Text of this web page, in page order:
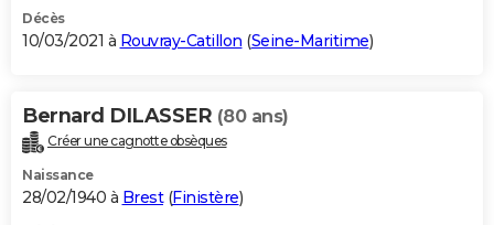
Décès
10/03/2021 à Rouvray-Catillon (Seine-Maritime)
Bernard DILASSER (80 ans)
Créer une cagnotte obsèques
Naissance
28/02/1940 à Brest(Finistère)